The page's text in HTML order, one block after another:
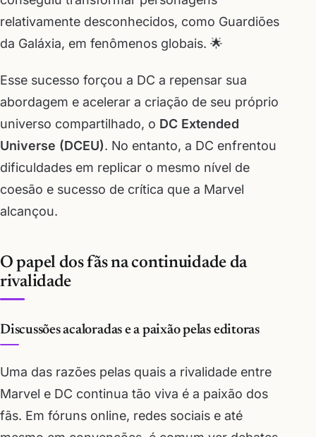
relativamente desconhecidos, como Guardiões
da Galáxia, em fenômenos globais. 🌟
Esse sucesso forçou a DC a repensar sua
abordagem e acelerar a criação de seu próprio
universo compartilhado, o DC Extended
Universe (DCEU). No entanto, a DC enfrentou
dificuldades em replicar o mesmo nível de
coesão e sucesso de crítica que a Marvel
alcançou.
O papel dos fãs na continuidade da
rivalidade
Discussões acaloradas e a paixão pelas editoras
Uma das razões pelas quais a rivalidade entre
Marvel e DC continua tão viva é a paixão dos
fãs. Em fóruns online, redes sociais e até